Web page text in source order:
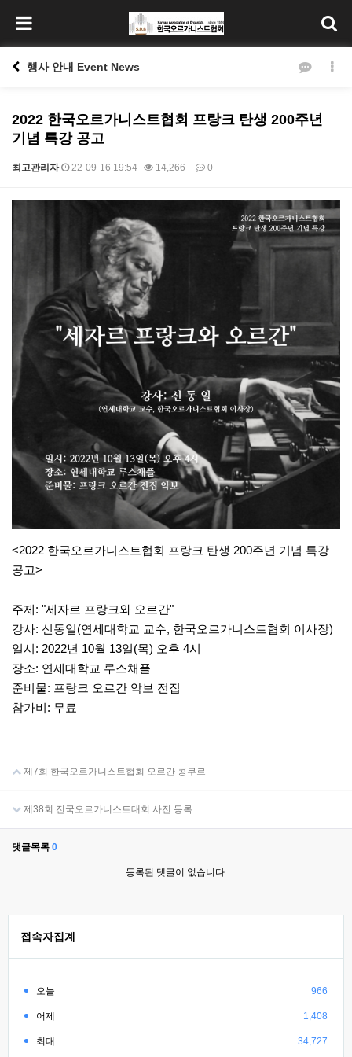
행사 안내 Event News
2022 한국오르가니스트협회 프랑크 탄생 200주년
기념 특강 공고
최고관리자 22-09-16 19:54 14,266 0
<2022 한국오르가니스트협회 프랑크 탄생 200주년 기념 특강
공고>
주제: "세자르 프랑크와 오르간"
강사: 신동일(연세대학교 교수, 한국오르가니스트협회 이사장)
일시: 2022년 10월 13일(목) 오후 4시
장소: 연세대학교 루스채플
준비물: 프랑크 오르간 악보 전집
참가비: 무료
제7회 한국오르가니스트협회 오르간 콩쿠르
제38회 전국오르가니스트대회 사전 등록
댓글목록 0
등록된 댓글이 없습니다.
접속자집계
오늘 966
어제 1,408
최대 34,727